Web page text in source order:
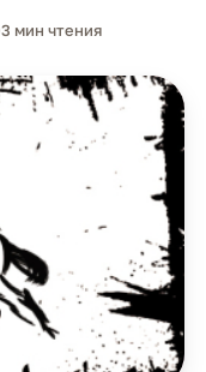
3 мин чтения